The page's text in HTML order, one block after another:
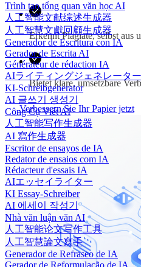
Trình tạo tổng quan văn học AI
人工智能文献综述生成器
人工智慧文獻回顧生成器
Generador de Escritura con IA
Gerador de Escrita AI
Générateur de rédaction IA
AIライティングジェネレーター
KI-Schreibgenerator
AI 글쓰기 생성기
Công Cụ Viết AI
人工智能写作生成器
AI 寫作生成器
Escritor de ensayos de IA
Redator de ensaios com IA
Rédacteur d'essais IA
AIエッセイライター
KI Essay-Schreiber
AI 에세이 작성기
Nhà văn luận văn AI
人工智能论文写作工具
人工智慧論文寫手
Generador de Refraseo de IA
Gerador de Reformulação de IA
Erkennt Plagiate, selbst aus
Bietet klare, umsetzbare
Verbessern Sie Ihr Papier jetzt